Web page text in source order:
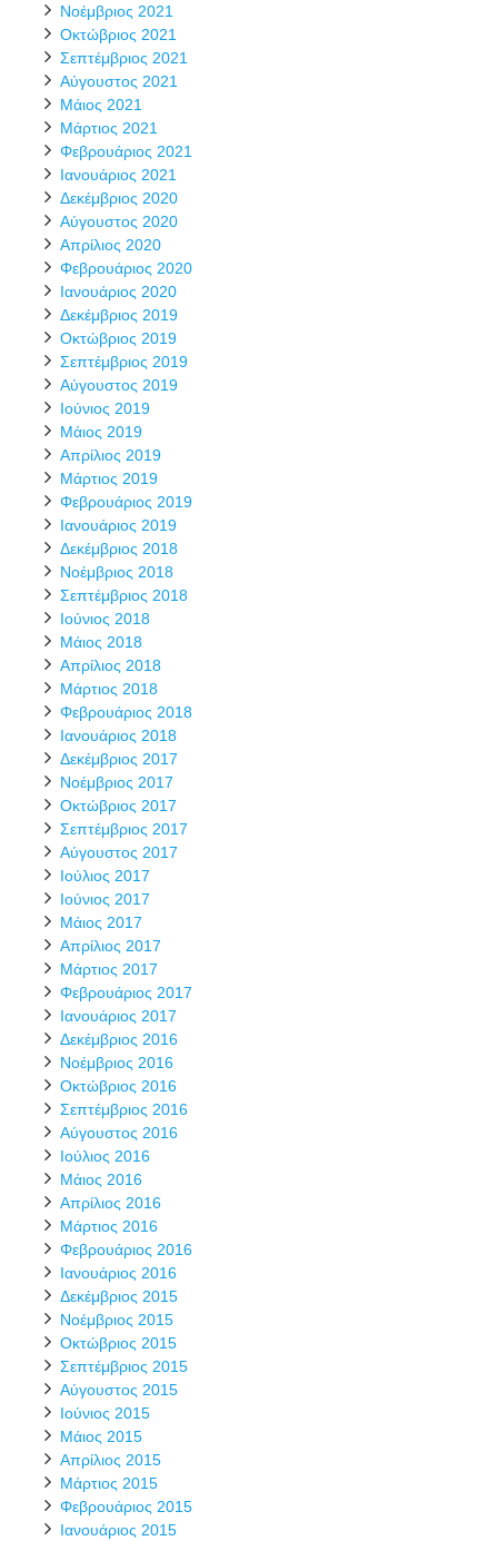
Νοέμβριος 2021
Οκτώβριος 2021
Σεπτέμβριος 2021
Αύγουστος 2021
Μάιος 2021
Μάρτιος 2021
Φεβρουάριος 2021
Ιανουάριος 2021
Δεκέμβριος 2020
Αύγουστος 2020
Απρίλιος 2020
Φεβρουάριος 2020
Ιανουάριος 2020
Δεκέμβριος 2019
Οκτώβριος 2019
Σεπτέμβριος 2019
Αύγουστος 2019
Ιούνιος 2019
Μάιος 2019
Απρίλιος 2019
Μάρτιος 2019
Φεβρουάριος 2019
Ιανουάριος 2019
Δεκέμβριος 2018
Νοέμβριος 2018
Σεπτέμβριος 2018
Ιούνιος 2018
Μάιος 2018
Απρίλιος 2018
Μάρτιος 2018
Φεβρουάριος 2018
Ιανουάριος 2018
Δεκέμβριος 2017
Νοέμβριος 2017
Οκτώβριος 2017
Σεπτέμβριος 2017
Αύγουστος 2017
Ιούλιος 2017
Ιούνιος 2017
Μάιος 2017
Απρίλιος 2017
Μάρτιος 2017
Φεβρουάριος 2017
Ιανουάριος 2017
Δεκέμβριος 2016
Νοέμβριος 2016
Οκτώβριος 2016
Σεπτέμβριος 2016
Αύγουστος 2016
Ιούλιος 2016
Μάιος 2016
Απρίλιος 2016
Μάρτιος 2016
Φεβρουάριος 2016
Ιανουάριος 2016
Δεκέμβριος 2015
Νοέμβριος 2015
Οκτώβριος 2015
Σεπτέμβριος 2015
Αύγουστος 2015
Ιούνιος 2015
Μάιος 2015
Απρίλιος 2015
Μάρτιος 2015
Φεβρουάριος 2015
Ιανουάριος 2015